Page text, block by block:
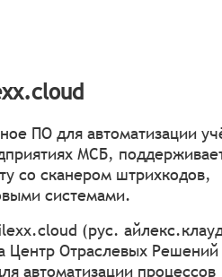
ПО для автоматизации
МСБ,
со сканером штрихкодов,
системами.
(рус.
Центр Отраслевых Решений
автоматизации процессов